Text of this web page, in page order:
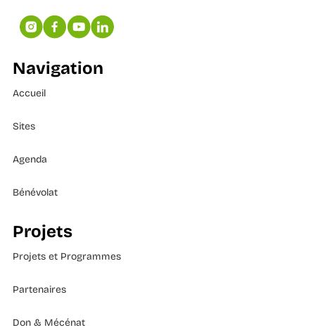
Navigation
Accueil
Sites
Agenda
Bénévolat
Projets
Projets et Programmes
Partenaires
Don & Mécénat